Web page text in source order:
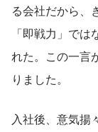
る会社だから、
「即戦力」で
れた。この一言
りました。
入社後、意気揚